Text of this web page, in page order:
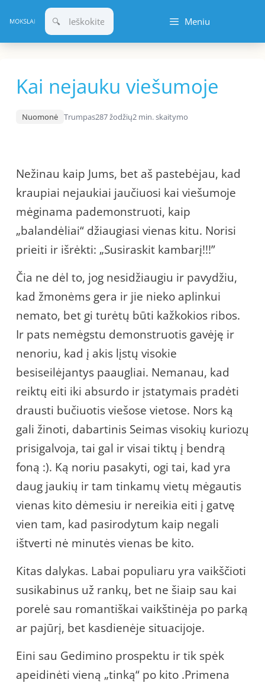
prie
turinio
Meniu
Kai nejauku viešumoje
Nuomonė Trumpas287 žodžių2 min. skaitymo
Nežinau kaip Jums, bet aš pastebėjau, kad
kraupiai nejaukiai jaučiuosi kai viešumoje
mėginama pademonstruoti, kaip
„balandėliai“ džiaugiasi vienas kitu. Norisi
prieiti ir išrėkti: „Susiraskit kambarį!!!”
Čia ne dėl to, jog nesidžiaugiu ir pavydžiu,
kad žmonėms gera ir jie nieko aplinkui
nemato, bet gi turėtų būti kažkokios ribos.
Ir pats nemėgstu demonstruotis gavėję ir
nenoriu, kad į akis lįstų visokie
besiseilėjantys paaugliai. Nemanau, kad
reiktų eiti iki absurdo ir įstatymais pradėti
drausti bučiuotis viešose vietose. Nors ką
gali žinoti, dabartinis Seimas visokių kuriozų
prisigalvoja, tai gal ir visai tiktų į bendrą
foną :). Ką noriu pasakyti, ogi tai, kad yra
daug jaukių ir tam tinkamų vietų mėgautis
vienas kito dėmesiu ir nereikia eiti į gatvę
vien tam, kad pasirodytum kaip negali
ištverti nė minutės vienas be kito.
Kitas dalykas. Labai populiaru yra vaikščioti
susikabinus už rankų, bet ne šiaip sau kai
porelė sau romantiškai vaikštinėja po parką
ar pajūrį, bet kasdienėje situacijoje.
Eini sau Gedimino prospektu ir tik spėk
apeidinėti vieną „tinką“ po kito .Primena